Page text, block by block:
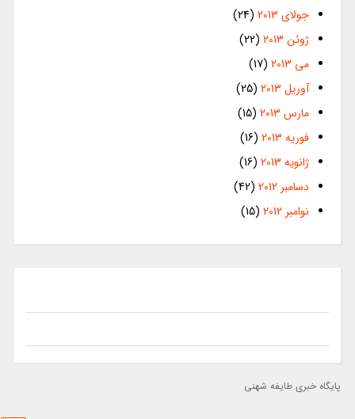
جولای 2013
(24)
ژوئن 2013
(22)
می 2013
(17)
آوریل 2013
(25)
مارس 2013
(15)
فوریه 2013
(16)
ژانویه 2013
(16)
دسامبر 2012
(42)
نوامبر 2012
(15)
پایگاه خبری طایفه شهنی